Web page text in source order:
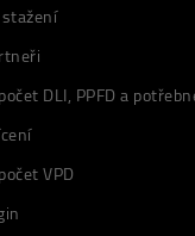
DLI, PPFD a
VPD